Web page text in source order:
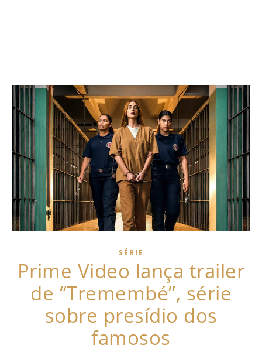
SÉRIE
Prime Video lança trailer
de “Tremembé”, série
sobre presídio dos
famosos